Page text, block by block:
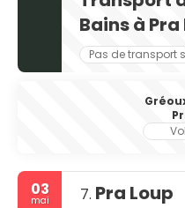
Bains à Pra
Pas de transport
03
mai 7. Pra Loup